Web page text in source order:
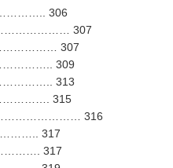
306
307
307
309
313
315
316
317
…………. 317